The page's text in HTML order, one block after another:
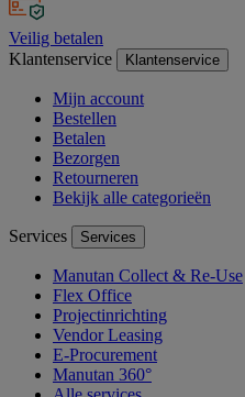
Veilig betalen
Klantenservice
Klantenservice
Mijn account
Bestellen
Betalen
Bezorgen
Retourneren
Bekijk alle categorieën
Services Services
Manutan Collect & Re-Use
Flex Office
Projectinrichting
Vendor Leasing
E-Procurement
Manutan 360°